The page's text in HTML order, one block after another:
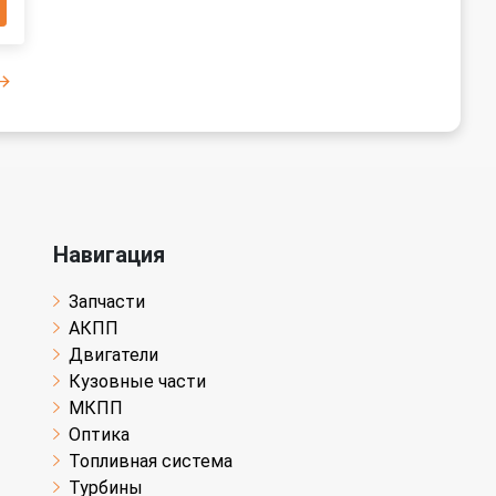
Навигация
Запчасти
АКПП
Двигатели
Кузовные части
МКПП
Оптика
Топливная система
Турбины